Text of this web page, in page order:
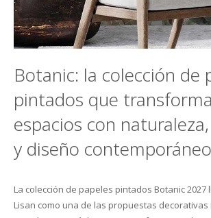
Botanic: la colección de
pintados que
espacios con
y diseño contemporáneo
La colección de papeles pintados Botanic 2027
Lisan como una de las propuestas